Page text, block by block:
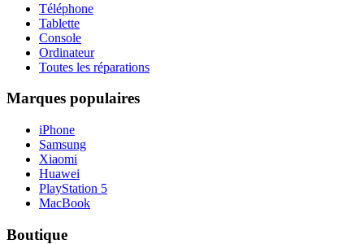
Téléphone
Tablette
Console
Ordinateur
Toutes les réparations
Marques populaires
iPhone
Samsung
Xiaomi
Huawei
PlayStation 5
MacBook
Boutique